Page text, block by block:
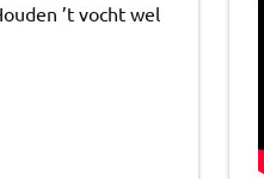
’t vocht wel